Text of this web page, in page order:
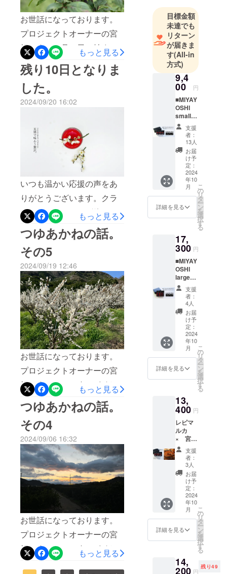
に全額使わせていただきま
す。皆さまに感動してもら
えるような梅酒作るため
に、さらに製法・材料の厳
選・パッケージのリニュー
アルなどさらにブラッシュ
アップしていきます！プロ
ジェクトは終了いたしまし
いただいたご感想・ご要望
などをお気軽にご連絡いた
だければ大変ありがたいと
思っています。今後とも
MIYAYOSHIプラムリキュー
ルをよろしくお願いいたし
ます。皆さまからのご連絡
お待ちしております！
お世話になっております。
プロジェクトオーナーの宮
好です。８月１日に始まっ
た今回のクラウドファン
ディングも残すところあと
３日となりました。まだま
だ知名度の低い梅の希少
そんな露茜のお話しで
す。 宮好農園 収獲つゆあ
かねの収穫は、南高梅など
従来の梅に比べ少し遅れて
６月～７月になります。そ
のまま完熟すると鮮やかな
真っ赤になりますが、まだ
完熟しないうちに収獲して
しまいます。収獲した梅は
一度洗浄したのち追熟とい
う方法で密閉部屋の中で完
熟させます。追熟し真っ赤
に完熟した梅のへたを一つ
一つ竹串で取り除き、醸造
酒と漬け込みはれて
「MIYAYOSHIプラムリ
キュール」に生まれ変わり
皆さまのもとへ届きます。
天然の鮮やかな紅色リ
キュールをぜひお試しくだ
さい！クラファン終了まで
あと３日！皆様のご支援お
待ちしております。つゆあ
かねのお話しでした。おわ
り。
もっと見る
残り10日となりま
した。
2024/09/20 16:02
いつも温かい応援の声をあ
りがとうございます。クラ
ウドファンディング終了ま
で残り..10日となりました。
クラウドファンディングを
始めて2ヶ月近く。これまで
にたくさんの方々からご支
援いただき、本当にありが
とうございます。改めてス
タッフ一同、感謝申し上げ
ます。残り10日となりまし
たが、もっとたくさんの方
に”MIYAYOSHI”の梅酒を
知っていただけるように頑
張っていきますので、引き
続き応援を宜しくお願いい
たします！
もっと見る
つゆあかねの話。
その5
2024/09/19 12:46
お世話になっております。
プロジェクトオーナーの宮
好です。&amp;nbsp;まだま
だ知名度の低い梅の希少
種 露茜（つゆあかね）。
そんな露茜のお話しで
す。 宮好農園 春プラムリ
キュール「MIYAYOSHI」の
原料となる露茜は通常の梅
より１週間ほど遅れて3月下
旬ごろ開花します。つゆあ
かねの花は、白色で通常の
梅に比べかなり密集して咲
くのが特徴です。満開にな
ると雪が積もったようにと
てもきれいです。つゆあか
もっと見る
つゆあかねの話。
その4
2024/09/06 16:32
お世話になっております。
プロジェクトオーナーの宮
好です。&amp;nbsp;まだま
だ知名度の低い梅の希少
もっと見る
長を続ける
中、宮好も
ともに成長
してきた。
30年以上構
築してきた
飲料製造の
ノウハウ・
地元和歌山
県有田市の
温暖な梅栽
培に適した
気候を強み
に、満を持
キュール製
造販売事業
に挑戦す
て、世の中
の人々を一
人でも多く
笑顔にした
い！」とい
う想いを胸
に、最高の
プラムリ
キュールづ
くりにまい
進する。
目標金額
未達でも
リターン
が届きま
す(All-in
方式)
9,4
00 円
■MIYAY
OSHI
small
bottle
No.03・
No.06・
No.09
飲み比
べSET
・品
目 リ
キュー
ル 露
茜
100％
・原材
歌山有
田産
「露
茜」・
焼酎甲
類・氷
砂糖 ・
アル
コール
分
17％ ・
内容
量
200ml×
3本セッ
ト 生産
量に限
茜”で漬
け込ん
だリ
キュー
ル
「MIYA
YOSHI
」。今
回、ご
支援い
ただい
た方専
用に追
加生産
いたし
ます。
新ライ
No.03・
06・09
支援
者：
13人
お届
け予
定：
2024
年10
月
詳細を見る
こ
の
リ
タ
ー
ン
を
選
択
す
る
17,
300 円
■MIYAY
OSHI
large
bottle
No.03・
No.06・
No.09
飲み比
べSET
・品
目 リ
キュー
ル 露
茜100％
・原材
料 和
田産
「露
茜」・
焼酎甲
類・氷
砂糖 ・
アル
コール
分
17％ ・
内容
量
380ml×
3本セッ
量に限
りがあ
け込ん
だリ
支援
者：
4人
お届
け予
定：
2024
年10
月
詳細を見る
こ
の
リ
タ
ー
ン
を
選
択
す
る
13,
400 円
レピマ
ルカ
× 宮
好 コ
ラボ ■
ティラ
ミスバ
ウム
クーヘ
ン
＋
MIYAYO
SHI
200ml
飲み
比べ3
SET 今
年で創
支援
者：
3人
お届
け予
定：
2024
年10
月
詳細を見る
こ
の
リ
タ
ー
ン
を
選
択
す
る
14,
200 円
残り49